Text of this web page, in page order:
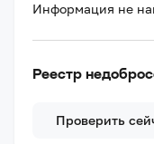
Информация не
Реестр
Проверить